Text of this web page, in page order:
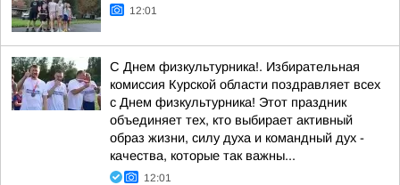
12:01
С Днем физкультурника!. Избирательная
комиссия Курской области поздравляет всех
с Днем физкультурника! Этот праздник
объединяет тех, кто выбирает активный
образ жизни, силу духа и командный дух -
качества, которые так важны...
12:01